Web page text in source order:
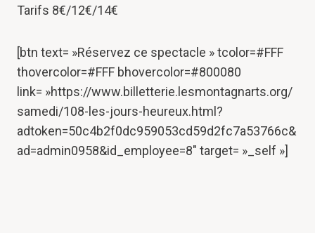
Tarifs 8€/12€/14€
[btn text= »Réservez ce spectacle » tcolor=#FFF
thovercolor=#FFF bhovercolor=#800080
link= »https://www.billetterie.lesmontagnarts.org/
samedi/108-les-jours-heureux.html?
adtoken=50c4b2f0dc959053cd59d2fc7a53766c&
ad=admin0958&id_employee=8″ target= »_self »]